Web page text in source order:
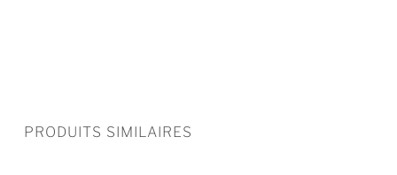
PRODUITS SIMILAIRES